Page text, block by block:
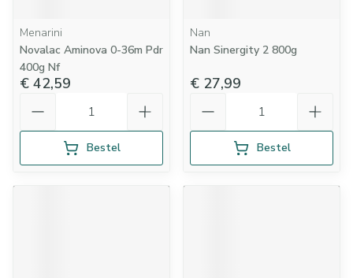
Menarini
Novalac Aminova 0-36m Pdr
400g Nf
€ 42,59
Bestel
Nan
Nan Sinergity 2 800g
€ 27,99
Bestel